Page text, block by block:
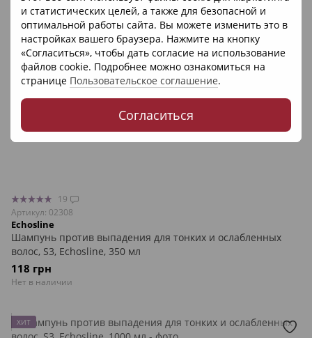
и статистических целей, а также для безопасной и
оптимальной работы сайта. Вы можете изменить это в
настройках вашего браузера. Нажмите на кнопку
«Согласиться», чтобы дать согласие на использование
файлов cookie. Подробнее можно ознакомиться на
странице Пользовательское соглашение.
Согласиться
19
Артикул: 02308
Echosline
Шампунь против выпадения для тонких и ослабленных
волос, S3, Echosline, 350 мл
118 грн
Нет в наличии
ХИТ